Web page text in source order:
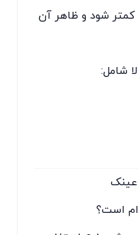
شود و ظاهر آن
شامل:
عینک
است؟